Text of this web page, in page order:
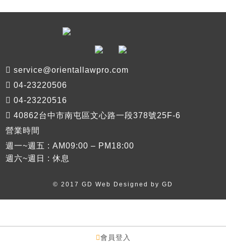
會員登入
service@orientallawpro.com
04-23220506
04-23220516
40862台中市南屯區文心路一段378號25F-6
營業時間
週一~週五 : AM09:00 – PM18:00
週六~週日 : 休息
© 2017 GD Web Designed by GD